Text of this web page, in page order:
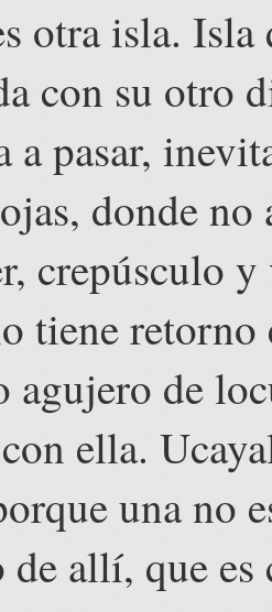
otra isla. Isla
con su otro
a pasar,
donde no
crepúsculo
tiene
agujero de
ella.
una no
allí, que es